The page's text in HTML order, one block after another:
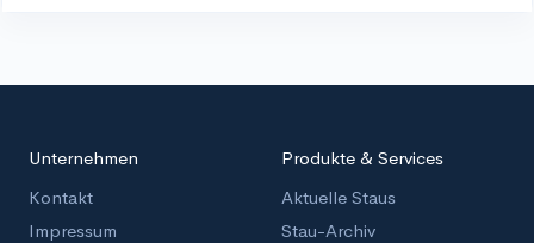
Unternehmen
Kontakt
Impressum
Produkte & Services
Aktuelle Staus
Stau-Archiv